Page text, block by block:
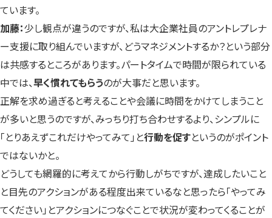
ています。
加藤：少し観点が違うのですが、私は大企業社員のアントレプレナ
ー支援に取り組んでいますが、どうマネジメントするか？という部分
は共感するところがあります。パートタイムで時間が限られている
中では、早く慣れてもらうのが大事だと思います。
正解を求め過ぎると考えることや会議に時間をかけてしまうこと
が多いと思うのですが、みっちり打ち合わせするより、シンプルに
「とりあえずこれだけやってみて」と行動を促すというのがポイント
ではないかと。
どうしても網羅的に考えてから行動しがちですが、達成したいこと
と目先のアクションがある程度出来ているなと思ったら「やってみ
てください」とアクションにつなぐことで状況が変わってくることが